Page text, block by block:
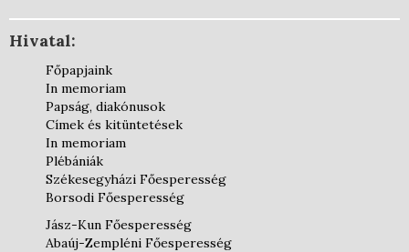
Hivatal:
Főpapjaink
In memoriam
Papság, diakónusok
Címek és kitüntetések
In memoriam
Plébániák
Székesegyházi Főesperesség
Borsodi Főesperesség
Jász-Kun Főesperesség
Abaúj-Zempléni Főesperesség